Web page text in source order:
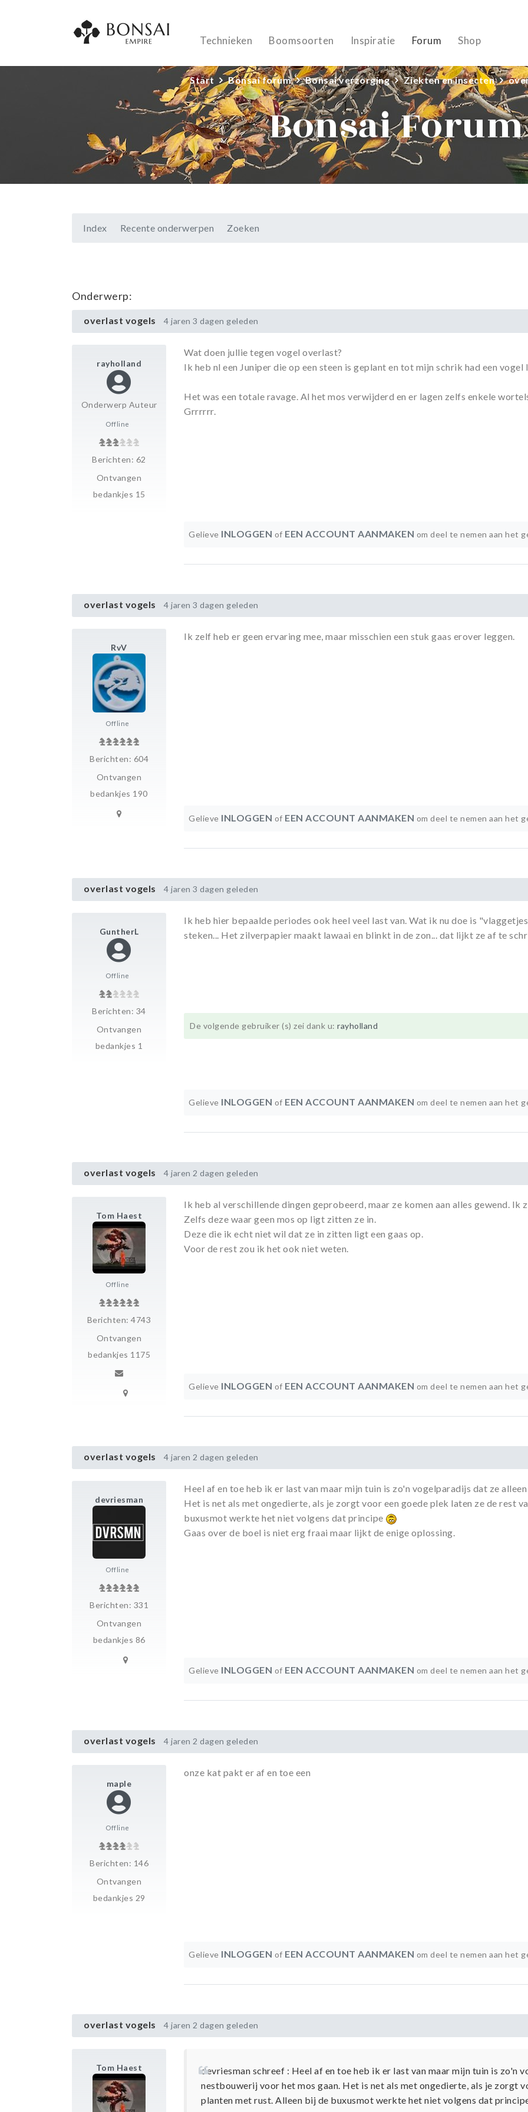
Technieken Boomsoorten Inspiratie Forum Shop
Start Bonsai forum Bonsai verzorging Ziekten en insecten
Bonsai Forum
Index Recente onderwerpen Zoeken
Onderwerp:
overlast vogels 4 jaren 3 dagen geleden
rayholland
Onderwerp Auteur
Offline
Berichten: 62
Ontvangen
bedankjes 15
Wat doen jullie tegen vogel overlast?
Ik heb nl een Juniper die op een steen is geplant en tot mijn schrik had een
Het was een totale ravage. Al het mos verwijderd en er lagen zelfs enkele
Grrrrrr.
Gelieve INLOGGEN of EEN ACCOUNT AANMAKEN om deel te nemen aan het
overlast vogels 4 jaren 3 dagen geleden
RvV
Offline
Berichten: 604
Ontvangen
bedankjes 190
Ik zelf heb er geen ervaring mee, maar misschien een stuk gaas erover leggen.
Gelieve INLOGGEN of EEN ACCOUNT AANMAKEN om deel te nemen aan het
overlast vogels 4 jaren 3 dagen geleden
GuntherL
Offline
Berichten: 34
Ontvangen
bedankjes 1
Ik heb hier bepaalde periodes ook heel veel last van. Wat ik nu doe is
steken... Het zilverpapier maakt lawaai en blinkt in de zon... dat lijkt ze af te
De volgende gebruiker (s) zei dank u: rayholland
Gelieve INLOGGEN of EEN ACCOUNT AANMAKEN om deel te nemen aan het
overlast vogels 4 jaren 2 dagen geleden
Tom Haest
Offline
Berichten: 4743
Ontvangen
bedankjes 1175
Ik heb al verschillende dingen geprobeerd, maar ze komen aan alles gewend. Ik
Zelfs deze waar geen mos op ligt zitten ze in.
Deze die ik echt niet wil dat ze in zitten ligt een gaas op.
Voor de rest zou ik het ook niet weten.
Gelieve INLOGGEN of EEN ACCOUNT AANMAKEN om deel te nemen aan het
overlast vogels 4 jaren 2 dagen geleden
devriesman
Offline
Berichten: 331
Ontvangen
bedankjes 86
Heel af en toe heb ik er last van maar mijn tuin is zo'n vogelparadijs dat ze
Het is net als met ongedierte, als je zorgt voor een goede plek laten ze de rest
buxusmot werkte het niet volgens dat principe
Gaas over de boel is niet erg fraai maar lijkt de enige oplossing.
Gelieve INLOGGEN of EEN ACCOUNT AANMAKEN om deel te nemen aan het
overlast vogels 4 jaren 2 dagen geleden
maple
Offline
Berichten: 146
Ontvangen
bedankjes 29
onze kat pakt er af en toe een
Gelieve INLOGGEN of EEN ACCOUNT AANMAKEN om deel te nemen aan het
overlast vogels 4 jaren 2 dagen geleden
Tom Haest
devriesman schreef : Heel af en toe heb ik er last van maar mijn tuin is zo'n
nestbouwerij voor het mos gaan. Het is net als met ongedierte, als je zorgt
planten met rust. Alleen bij de buxusmot werkte het niet volgens dat